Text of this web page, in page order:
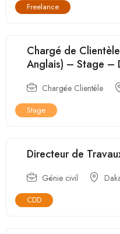
Freelance
Chargé de
Anglais) – Stage –
Chargée Clientèle
Stage
Directeur de
Génie civil
CDD